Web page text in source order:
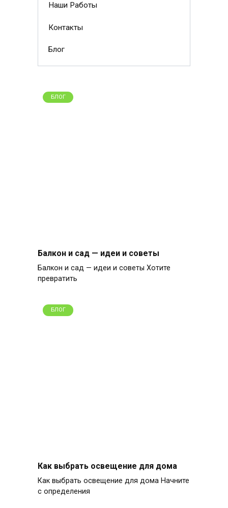
Наши Работы
Контакты
Блог
БЛОГ
Балкон и сад — идеи и советы
Балкон и сад — идеи и советы Хотите
превратить
БЛОГ
Как выбрать освещение для дома
Как выбрать освещение для дома Начните
с определения